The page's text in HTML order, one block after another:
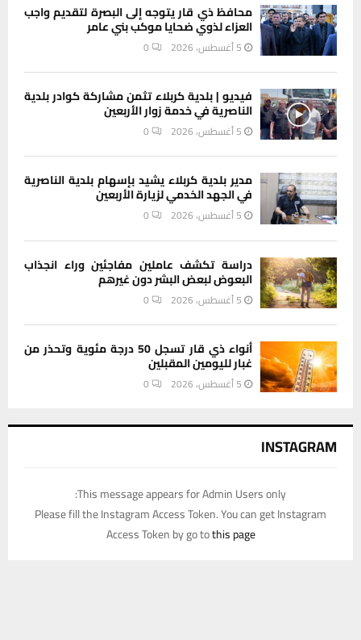
محافظ ذي قار يتوجه إلى البصرة لتقديم واجب
العزاء لذوي ضحايا موكب بني عامر
5 أغسطس، 2026 0
فيديو | بلدية كربلاء تثمن مشاركة كوادر بلدية
الناصرية في خدمة زوار الأربعين
5 أغسطس، 2026 0
مدير بلدية كربلاء يشيد بإسهام بلدية الناصرية
في الجهد الخدمي لزيارة الأربعين
5 أغسطس، 2026 0
دراسة تكشف عاملين مفاجئين وراء انجذاب
البعوض لبعض البشر دون غيرهم
5 أغسطس، 2026 0
أنواء ذي قار تسجل 50 درجة مئوية وتحذر من
غبار لليومين المقبلين
5 أغسطس، 2026 0
INSTAGRAM
This message appears for Admin Users only:
Please fill the Instagram Access Token. You can get Instagram
Access Token by go tothis page